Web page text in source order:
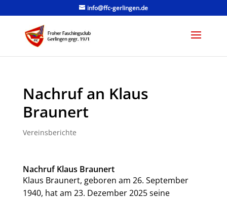
info@ffc-gerlingen.de
Nachruf an Klaus
Braunert
Vereinsberichte
Nachruf Klaus Braunert
Klaus Braunert, geboren am 26. September
1940, hat am 23. Dezember 2025 seine